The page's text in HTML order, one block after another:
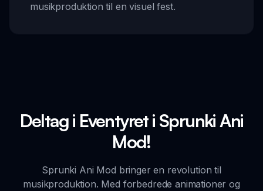
musikproduktion til en visuel fest.
Deltag i Eventyret i Sprunki Ani
Mod!
Sprunki Ani Mod bringer en revolution til
musikproduktion. Med forbedrede animationer og